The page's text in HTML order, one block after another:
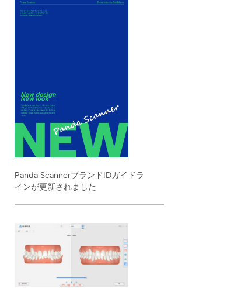
Panda ScannerブランドIDガイドラ
インが更新されました